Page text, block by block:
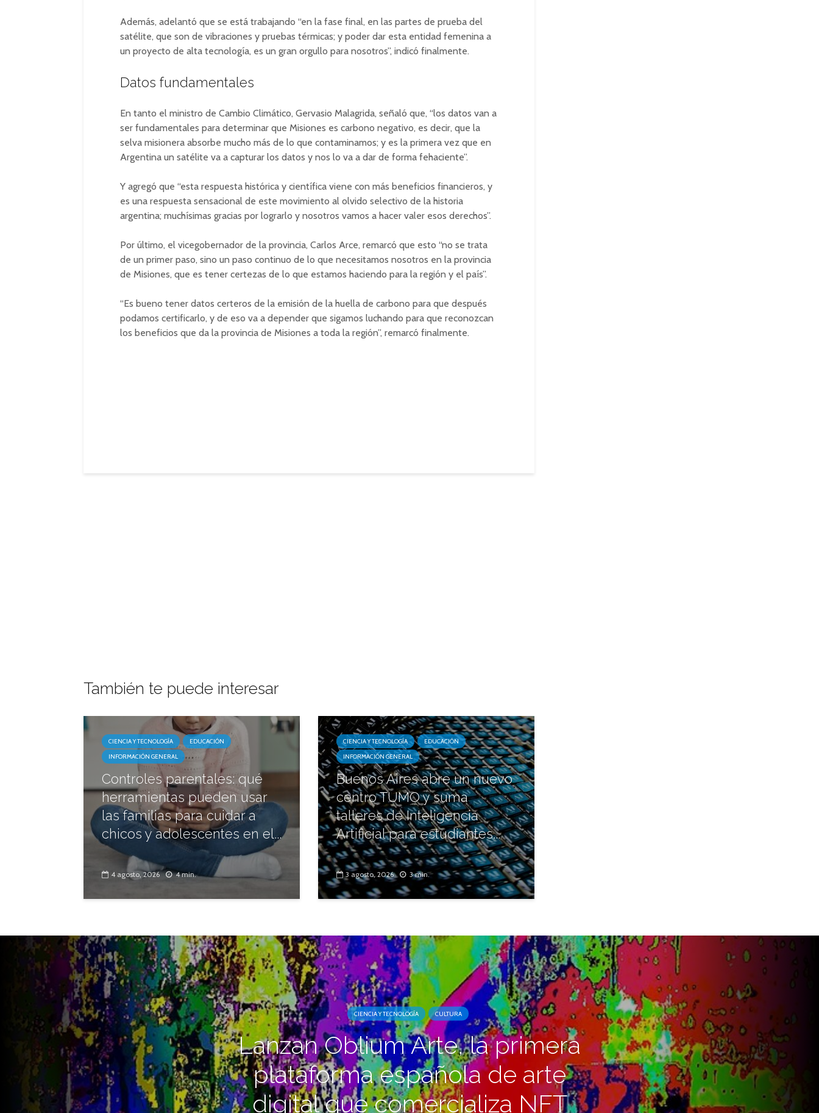
Además, adelantó que se está trabajando “en la fase final, en las partes de prueba del
satélite, que son de vibraciones y pruebas térmicas; y poder dar esta entidad femenina a
un proyecto de alta tecnología, es un gran orgullo para nosotros”, indicó finalmente.
Datos fundamentales
En tanto el ministro de Cambio Climático, Gervasio Malagrida, señaló que, “los datos van a
ser fundamentales para determinar que Misiones es carbono negativo, es decir, que la
selva misionera absorbe mucho más de lo que contaminamos; y es la primera vez que en
Argentina un satélite va a capturar los datos y nos lo va a dar de forma fehaciente”.
Y agregó que “esta respuesta histórica y científica viene con más beneficios financieros, y
es una respuesta sensacional de este movimiento al olvido selectivo de la historia
argentina; muchísimas gracias por lograrlo y nosotros vamos a hacer valer esos derechos”.
Por último, el vicegobernador de la provincia, Carlos Arce, remarcó que esto “no se trata
de un primer paso, sino un paso continuo de lo que necesitamos nosotros en la provincia
de Misiones, que es tener certezas de lo que estamos haciendo para la región y el país”.
“Es bueno tener datos certeros de la emisión de la huella de carbono para que después
podamos certificarlo, y de eso va a depender que sigamos luchando para que reconozcan
los beneficios que da la provincia de Misiones a toda la región”, remarcó finalmente.
También te puede interesar
CIENCIA Y TECNOLOGÍA
EDUCACIÓN
INFORMACIÓN GENERAL
Controles parentales: qué
herramientas pueden usar
las familias para cuidar a
chicos y adolescentes en el...
4 agosto, 2026 4 min.
CIENCIA Y TECNOLOGÍA
EDUCACIÓN
INFORMACIÓN GENERAL
Buenos Aires abre un nuevo
centro TUMO y suma
talleres de Inteligencia
Artificial para estudiantes...
3 agosto, 2026 3 min.
CIENCIA Y TECNOLOGÍA CULTURA
Lanzan Oblium Arte, la primera
plataforma española de arte
digital que comercializa NFT